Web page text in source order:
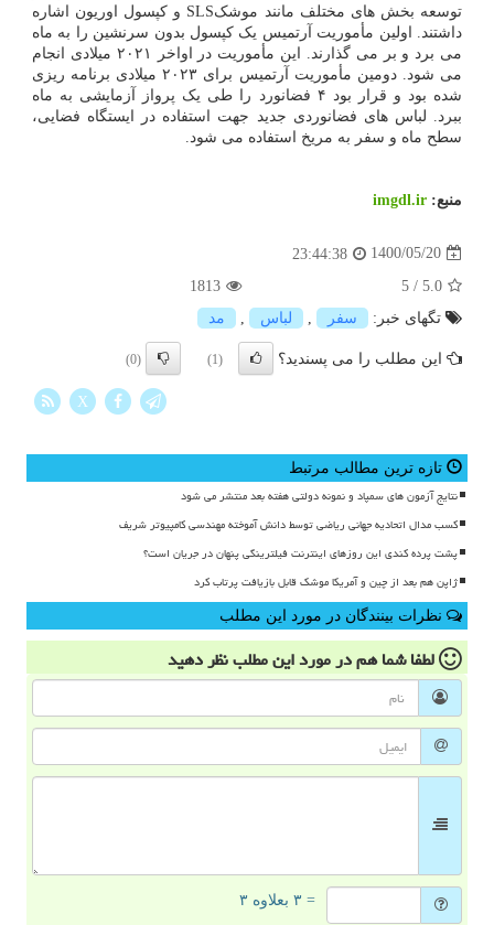
توسعه بخش های مختلف مانند موشکSLS و کپسول اوریون اشاره
داشتند. اولین مأموریت آرتمیس یک کپسول بدون سرنشین را به ماه
می برد و بر می گذارند. این مأموریت در اواخر ۲۰۲۱ میلادی انجام
می شود. دومین مأموریت آرتمیس برای ۲۰۲۳ میلادی برنامه ریزی
شده بود و قرار بود ۴ فضانورد را طی یک پرواز آزمایشی به ماه
ببرد. لباس های فضانوردی جدید جهت استفاده در ایستگاه فضایی،
سطح ماه و سفر به مریخ استفاده می شود.
منبع: imgdl.ir
1400/05/20
23:44:38
5.0
/
5
1813
تگهای خبر:
سفر , لباس , مد
این مطلب را می پسندید؟ (1)
(0)
X
تازه ترین مطالب مرتبط
نتایج آزمون های سمپاد و نمونه دولتی هفته بعد منتشر می شود
کسب مدال اتحادیه جهانی ریاضی توسط دانش آموخته مهندسی کامپیوتر شریف
پشت پرده کندی این روزهای اینترنت فیلترینگی پنهان در جریان است؟
ژاپن هم بعد از چین و آمریکا موشک قابل بازیافت پرتاب کرد
نظرات بینندگان در مورد این مطلب
لطفا شما همدر مورد این مطلبنظر دهید
= ۳ بعلاوه ۳